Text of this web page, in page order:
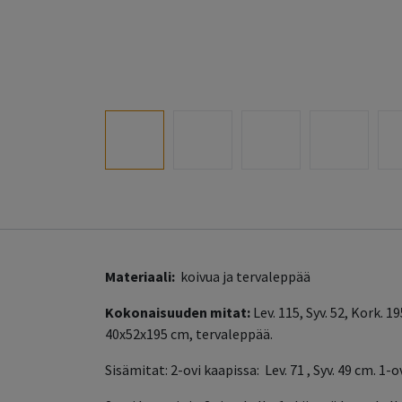
Materiaali: koivua ja tervaleppää
Kokonaisuuden mitat: Lev. 115, Syv. 52, Kork.
40x52x195 cm, tervaleppää.
Sisämitat: 2-ovi kaapissa: Lev. 71 , Syv. 49 cm. 1-